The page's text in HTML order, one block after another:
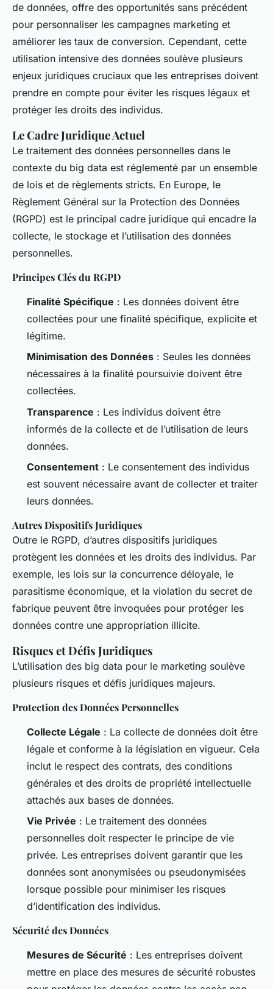
de données, offre des opportunités sans précédent
pour personnaliser les campagnes marketing et
améliorer les taux de conversion. Cependant, cette
utilisation intensive des données soulève plusieurs
enjeux juridiques cruciaux que les entreprises doivent
prendre en compte pour éviter les risques légaux et
protéger les droits des individus.
Le Cadre Juridique Actuel
Le traitement des données personnelles dans le
contexte du big data est réglementé par un ensemble
de lois et de règlements stricts. En Europe, le
Règlement Général sur la Protection des Données
(RGPD) est le principal cadre juridique qui encadre la
collecte, le stockage et l’utilisation des données
personnelles.
Principes Clés du RGPD
Finalité Spécifique : Les données doivent être
collectées pour une finalité spécifique, explicite et
légitime.
Minimisation des Données : Seules les données
nécessaires à la finalité poursuivie doivent être
collectées.
Transparence : Les individus doivent être
informés de la collecte et de l’utilisation de leurs
données.
Consentement : Le consentement des individus
est souvent nécessaire avant de collecter et traiter
leurs données.
Autres Dispositifs Juridiques
Outre le RGPD, d’autres dispositifs juridiques
protègent les données et les droits des individus. Par
exemple, les lois sur la concurrence déloyale, le
parasitisme économique, et la violation du secret de
fabrique peuvent être invoquées pour protéger les
données contre une appropriation illicite.
Risques et Défis Juridiques
L’utilisation des big data pour le marketing soulève
plusieurs risques et défis juridiques majeurs.
Protection des Données Personnelles
Collecte Légale : La collecte de données doit être
légale et conforme à la législation en vigueur. Cela
inclut le respect des contrats, des conditions
générales et des droits de propriété intellectuelle
attachés aux bases de données.
Vie Privée : Le traitement des données
personnelles doit respecter le principe de vie
privée. Les entreprises doivent garantir que les
données sont anonymisées ou pseudonymisées
lorsque possible pour minimiser les risques
d’identification des individus.
Sécurité des Données
Mesures de Sécurité : Les entreprises doivent
mettre en place des mesures de sécurité robustes